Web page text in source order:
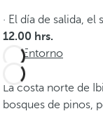
· El día de salida,
12.00 hrs.
Entorno
La costa norte de
bosques de pinos,